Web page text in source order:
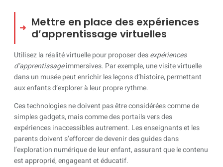
Mettre en place des expériences
d’apprentissage virtuelles
Utilisez la réalité virtuelle pour proposer desexpériences
d’apprentissageimmersives. Par exemple, une visite virtuelle
dans un musée peut enrichir les leçons d’histoire, permettant
aux enfants d’explorer à leur propre rythme.
Ces technologies ne doivent pas être considérées comme de
simples gadgets, mais comme des portails vers des
expériences inaccessibles autrement. Les enseignants et les
parents doivent s’efforcer de devenir des guides dans
l’exploration numérique de leur enfant, assurant que le contenu
est approprié, engageant et éducatif.